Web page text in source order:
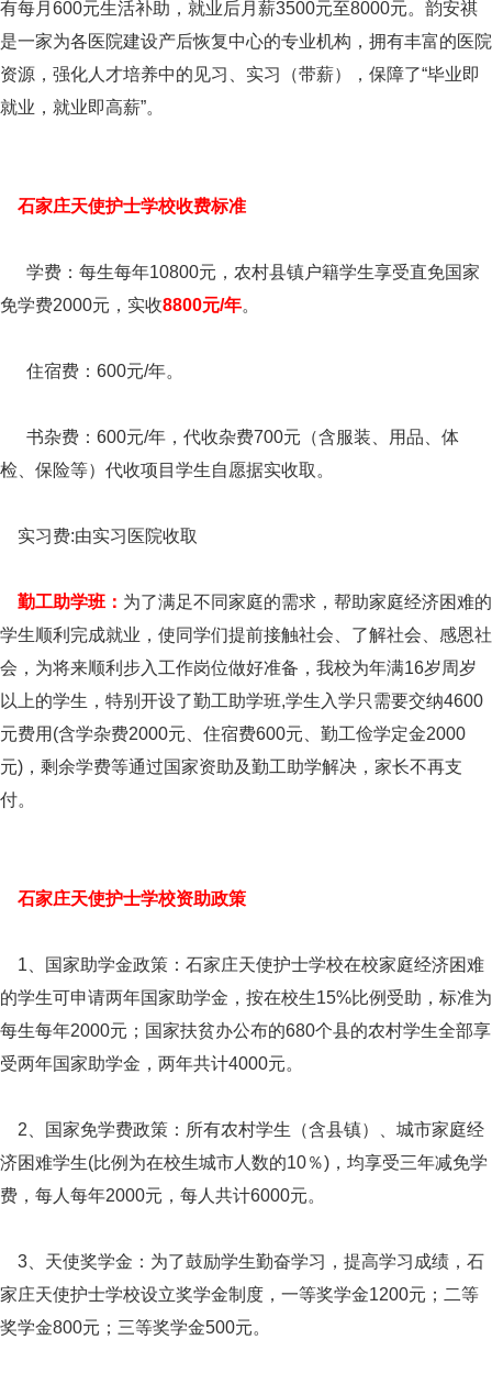
有每月600元生活补助，就业后月薪3500元至8000元。韵安祺
是一家为各医院建设产后恢复中心的专业机构，拥有丰富的医院
资源，强化人才培养中的见习、实习（带薪），保障了“毕业即
就业，就业即高薪”。
石家庄天使护士学校收费标准
学费：每生每年10800元，农村县镇户籍学生享受直免国家
免学费2000元，实收8800元/年。
住宿费：600元/年。
书杂费：600元/年，代收杂费700元（含服装、用品、体
检、保险等）代收项目学生自愿据实收取。
实习费:由实习医院收取
勤工助学班： 为了满足不同家庭的需求，帮助家庭经济困难的
学生顺利完成就业，使同学们提前接触社会、了解社会、感恩社
会，为将来顺利步入工作岗位做好准备，我校为年满16岁周岁
以上的学生，特别开设了勤工助学班,学生入学只需要交纳4600
元费用(含学杂费2000元、住宿费600元、勤工俭学定金2000
元)，剩余学费等通过国家资助及勤工助学解决，家长不再支
付。
石家庄天使护士学校资助政策
1、国家助学金政策：石家庄天使护士学校在校家庭经济困难
的学生可申请两年国家助学金，按在校生15%比例受助，标准为
每生每年2000元；国家扶贫办公布的680个县的农村学生全部享
受两年国家助学金，两年共计4000元。
2、国家免学费政策：所有农村学生（含县镇）、城市家庭经
济困难学生(比例为在校生城市人数的10％)，均享受三年减免学
费，每人每年2000元，每人共计6000元。
3、天使奖学金：为了鼓励学生勤奋学习，提高学习成绩，石
家庄天使护士学校设立奖学金制度，一等奖学金1200元；二等
奖学金800元；三等奖学金500元。